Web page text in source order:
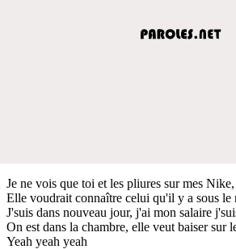
Je ne vois que toi et les pliures sur mes
Elle voudrait connaître celui qu'il y a sous le
J'suis dans nouveau jour, j'ai mon salaire
On est dans la chambre, elle veut baiser sur
Yeah yeah yeah